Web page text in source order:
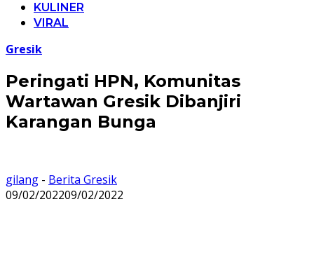
KULINER
VIRAL
Gresik
Peringati HPN, Komunitas
Wartawan Gresik Dibanjiri
Karangan Bunga
gilang - Berita Gresik
09/02/202209/02/2022